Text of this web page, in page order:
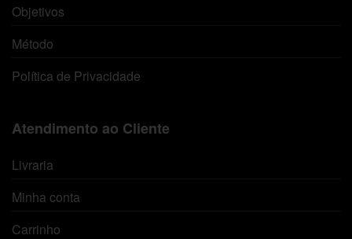
Objetivos
Método
Política de Privacidade
Atendimento ao Cliente
Livraria
Minha conta
Carrinho